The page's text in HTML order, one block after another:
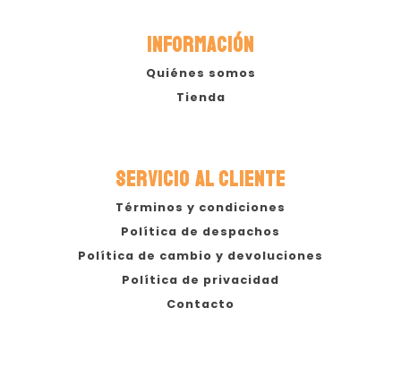
INFORMACIÓN
Quiénes somos
Tienda
SERVICIO AL CLIENTE
Términos y condiciones
Política de despachos
Política de cambio y devoluciones
Política de privacidad
Contacto